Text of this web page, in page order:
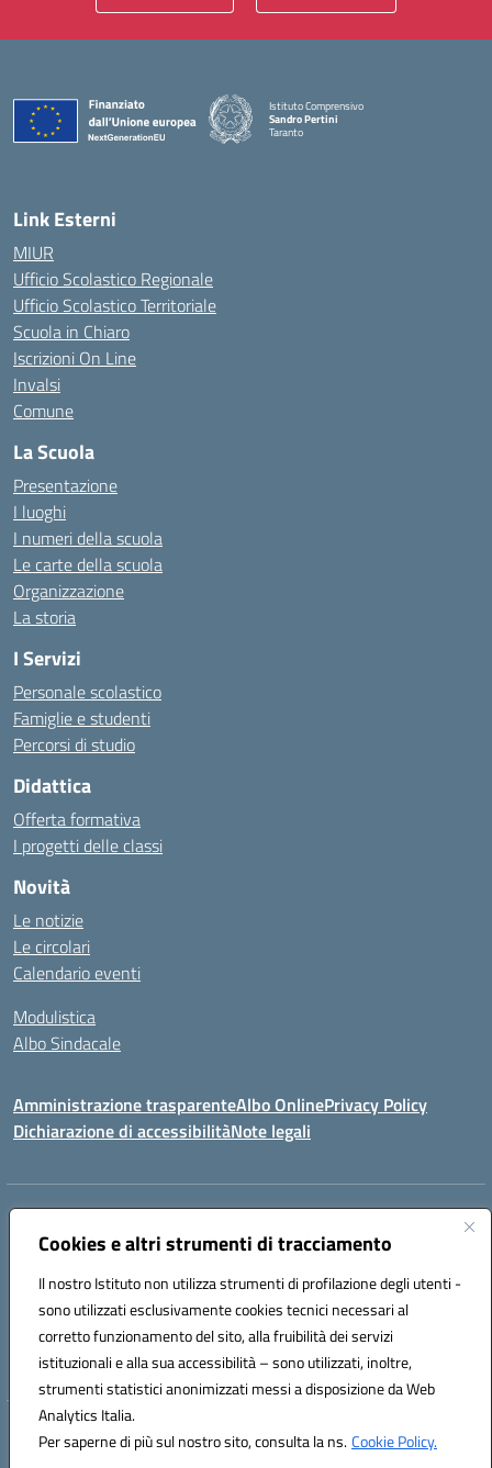
Cookies e altri strumenti di tracciamento
Il nostro Istituto non utilizza strumenti di profilazione degli utenti -
sono utilizzati esclusivamente cookies tecnici necessari al
corretto funzionamento del sito, alla fruibilità dei servizi
istituzionali e alla sua accessibilità – sono utilizzati, inoltre,
strumenti statistici anonimizzati messi a disposizione da Web
Analytics Italia.
Per saperne di più sul nostro sito, consulta la ns.Cookie Policy.
Istituto Comprensivo
Sandro Pertini
Taranto
Link Esterni
MIUR
Ufficio Scolastico Regionale
Ufficio Scolastico Territoriale
Scuola in Chiaro
Iscrizioni On Line
Invalsi
Comune
La Scuola
Presentazione
I luoghi
I numeri della scuola
Le carte della scuola
Organizzazione
La storia
I Servizi
Personale scolastico
Famiglie e studenti
Percorsi di studio
Didattica
Offerta formativa
I progetti delle classi
Novità
Le notizie
Le circolari
Calendario eventi
Modulistica
Albo Sindacale
Amministrazione trasparenteAlbo OnlinePrivacy Policy
Dichiarazione di accessibilitàNote legali
Indirizzo:
Centralino:0994722507 Email:TAIC873006@istruzione.it
Codice fiscale: 90279480736
Codice meccanografico:
TAIC873006
Codice unico di fatturazione (CUF): 488XBQ
Hosting & Powered by 3D Solution S.r.l.
Concept & Design by Designers Italia